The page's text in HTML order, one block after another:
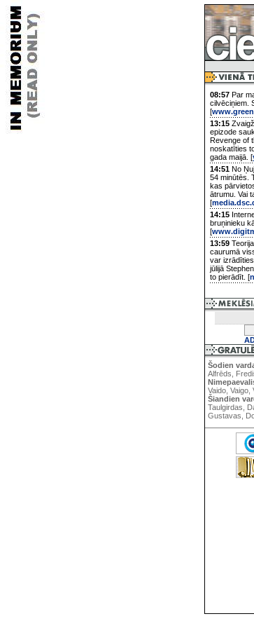
08:57 Par
cilvēciņiem.
[
13:15
epizode
Revenge of
noskatīties
gada maijā. [
14:51 No
54 minūtēs.
kas
ātrumu. Vai
[
14:15
bruņinieku
[
13:59
caurumā
var izrādīties
jūlijā
to pierādīt. [
Šodien
Alfrēds,
Vaido, Vaigo,
Šiandien
Taulgirdas,
Gustavas,